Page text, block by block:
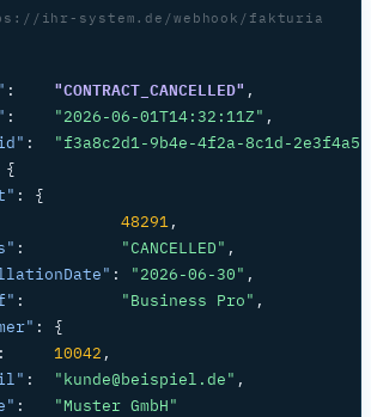
ihr-system.de/webhook/fakturia
: "CONTRACT_CANCELLED" ,
: "2026-06-01T14:32:11Z" ,
:
"f3a8c2d1-9b4e-4f2a-8c1d-
{
: {
48291,
: "CANCELLED" ,
: "2026-06-30" ,
: "Business Pro" ,
: {
: 10042 ,
: "kunde@beispiel.de" ,
:
"Muster GmbH"